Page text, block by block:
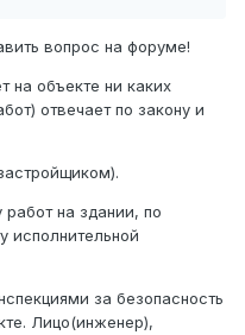
вопрос на форуме!
на объекте ни каких
отвечает по закону и
на здании, по
исполнительной
за безопасность
Лицо(инженер),